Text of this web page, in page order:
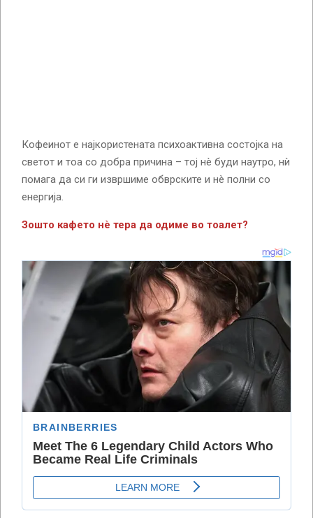
Кофеинот е најкористената психоактивна состојка на
светот и тоа со добра причина – тој нè буди наутро, нѝ
помага да си ги извршиме обврските и нè полни со
енергија.
Зошто кафето нѐ тера да одиме во тоалет?